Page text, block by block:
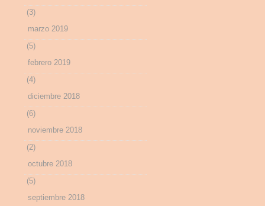
(3)
marzo 2019
(5)
febrero 2019
(4)
diciembre 2018
(6)
noviembre 2018
(2)
octubre 2018
(5)
septiembre 2018